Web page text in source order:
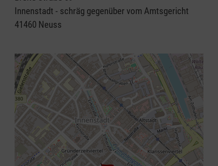
Innenstadt - schräg gegenüber vom Amtsgericht
41460 Neuss